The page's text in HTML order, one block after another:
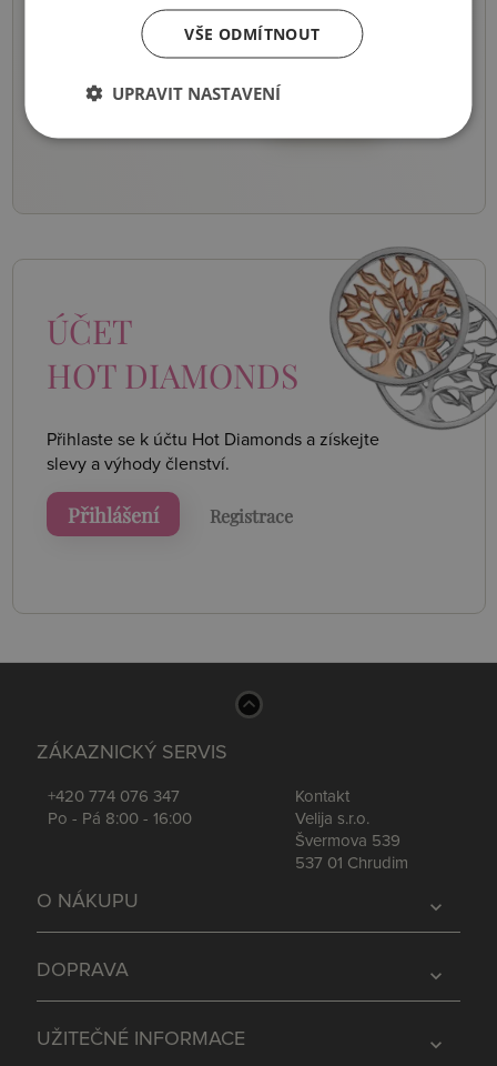
Buďte první, kdo se o nich dozví.
Pošleme vám je do e-mailu.
ÚČET
HOT DIAMONDS
Přihlaste se k účtu Hot Diamonds a získejte
slevy a výhody členství.
Přihlášení Registrace
ZÁKAZNICKÝ SERVIS
+420 774 076 347
Po - Pá 8:00 - 16:00
Kontakt
Velija s.r.o.
Švermova 539
537 01 Chrudim
expand_more
O NÁKUPU
expand_more
DOPRAVA
expand_more
UŽITEČNÉ INFORMACE
VŠE ODMÍTNOUT
UPRAVIT NASTAVENÍ